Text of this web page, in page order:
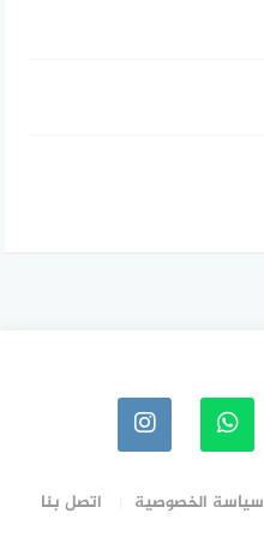
سياسة الخصوصية اتصل بنا